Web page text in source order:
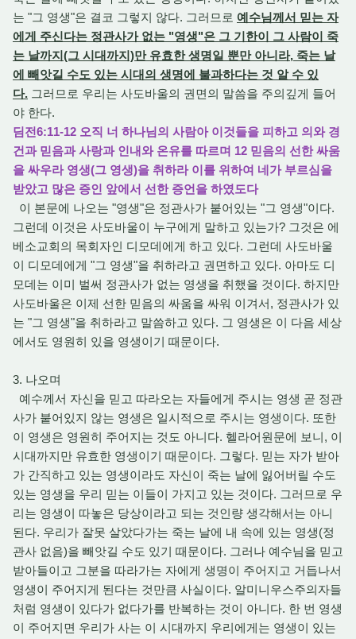
는 "그 영생"은 결코 그렇지 않다. 그러므로 예수님께서 믿는 자
에게 주신다는 정관사가 없는 "영생"은 그 기한이 그 사람이 죽
는 날까지(그 시대까지)만 유효한 생명일 뿐만 아니라, 죽는 날
에 빼앗길 수도 있는 시대의 생명에 불과하다는 것 알 수 있
다. 그러므로 우리는 사도바울의 권면의 말씀을 주의깊게 들어
야 한다.
딤전6:11-12 오직 너 하나님의 사람아 이것들을 피하고 의와 경
건과 믿음과 사랑과 인내와 온유를 따르며 12 믿음의 선한 싸움
을 싸우라 영생(그 영생)을 취하라 이를 위하여 네가 부르심을
받았고 많은 증인 앞에서 선한 증언을 하였도다
이 본문에 나오는 "영생"은 정관사가 붙어있는 "그 영생"이다.
그런데 이것은 사도바울이 누구에게 말하고 있는가? 그것은 에
베소교회의 목회자인 디모데에게 하고 있다. 그런데 사도바울
이 디모데에게 "그 영생"을 취하라고 권면하고 있다. 아마도 디
모데는 이미 벌써 정관사가 없는 영생을 취했을 것이다. 하지만
사도바울은 이제 선한 믿음의 싸움을 싸워 이겨서, 정관사가 있
는 "그 영생"을 취하라고 말씀하고 있다. 그 영생은 이 다음 세상
에서도 영원히 있을 영생이기 때문이다.
3. 나오며
예수께서 자신을 믿고 따라오는 자들에게 주시는 영생 곧 정관
사가 붙어있지 않는 영생은 일시적으로 주시는 영생이다. 또한
이 영생은 영원히 주어지는 것도 아니다. 헬라어원문에 보니, 이
시대까지만 유효한 영생이기 때문이다. 그렇다. 믿는 자가 받아
가 간직하고 있는 영생이라도 자신이 죽는 날에 잃어버릴 수도
있는 영생을 우리 믿는 이들이 가지고 있는 것이다. 그러므로 우
리는 영생이 따놓은 당상이라고 되는 것인량 생각해서는 아니
된다. 우리가 잘못 살았다가는 죽는 날에 내 속에 있는 영생(정
관사 없음)을 빼앗길 수도 있기 때문이다. 그러나 예수님을 믿고
받아들이고 그분을 따라가는 자에게 생명이 주어지고 거듭나서
영생이 주어지게 된다는 것만큼 사실이다. 알미니우스주의자들
처럼 영생이 있다가 없다가를 반복하는 것이 아니다. 한 번 영생
이 주어지면 우리가 사는 이 시대까지 우리에게는 영생이 있는